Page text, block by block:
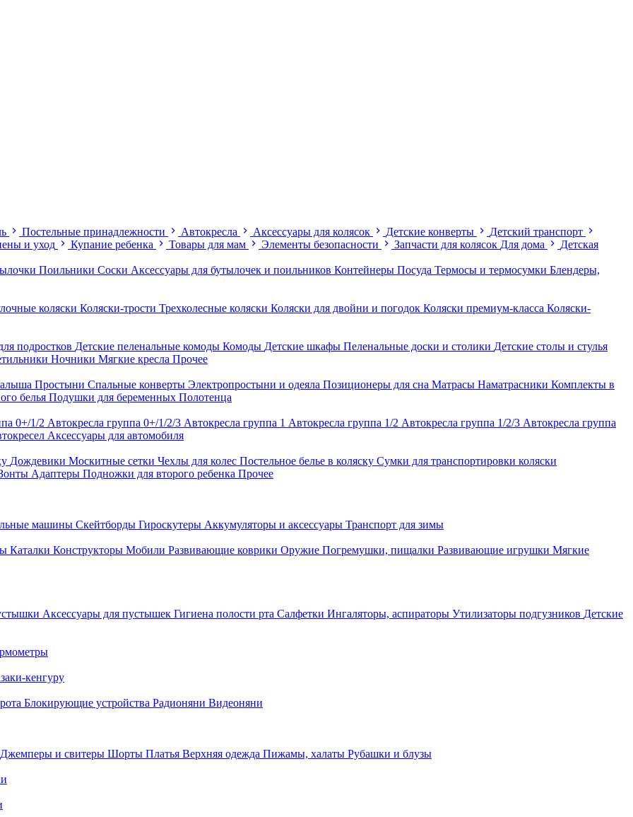
Постельные принадлежности Автокресла Аксессуары для колясок Детские конверты
Детский транспорт
и уход
Купание ребенка Товары для мам Элементы безопасности Запчасти для колясок Для дома Детская
Поильники Соски Аксессуары для бутылочек и поильников Контейнеры Посуда Термосы и термосумки Блендеры,
коляски Коляски-трости Трехколесные коляски Коляски для двойни и погодок Коляски премиум-класса Коляски-
подростков Детские пеленальные комоды Комоды Детские шкафы Пеленальные доски и столики Детские столы и стулья
Ночники Мягкие кресла Прочее
Простыни Спальные конверты Электропростыни и одеяла Позиционеры для сна Матрасы Наматрасники Комплекты в
белья Подушки для беременных Полотенца
0+/1/2 Автокресла группа 0+/1/2/3 Автокресла группа 1 Автокресла группа 1/2 Автокресла группа 1/2/3 Автокресла группа
Аксессуары для автомобиля
Дождевики Москитные сетки Чехлы для колес Постельное белье в коляску Сумки для транспортировки коляски
Адаптеры Подножки для второго ребенка Прочее
машины Скейтборды Гироскутеры Аккумуляторы и аксессуары Транспорт для зимы
Каталки Конструкторы Мобили Развивающие коврики Оружие Погремушки, пищалки Развивающие игрушки Мягкие
Аксессуары для пустышек Гигиена полости рта Салфетки Ингаляторы, аспираторы Утилизаторы подгузников Детские
кенгуру
Блокирующие устройства Радионяни Видеоняни
Джемперы и свитеры Шорты Платья Верхняя одежда Пижамы, халаты Рубашки и блузы